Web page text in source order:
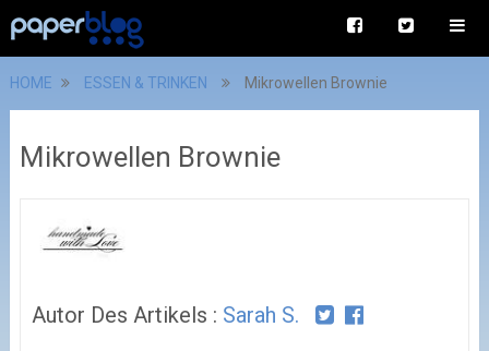
HOME ESSEN & TRINKEN Mikrowellen Brownie
Mikrowellen Brownie
Autor Des Artikels : Sarah S.